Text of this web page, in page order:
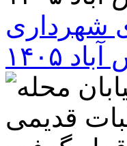
شهرداری
۱۴۰۵